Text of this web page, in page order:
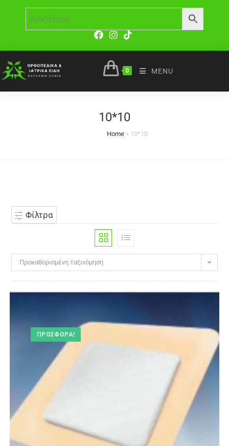
0 MENU
10*10
Home » 10*10
Φίλτρα
Προκαθορισμένη ταξινόμηση
ΠΡΟΣΦΟΡΆ!